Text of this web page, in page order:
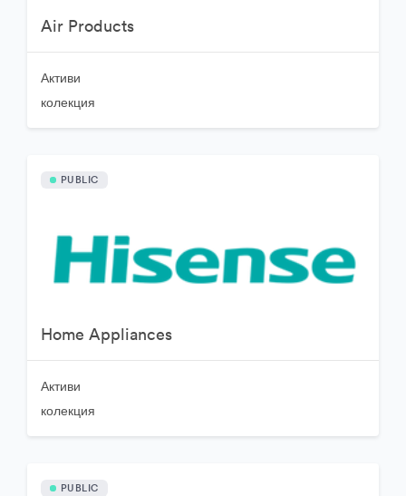
Air Products
Активи
колекция
PUBLIC
Home Appliances
Активи
колекция
PUBLIC